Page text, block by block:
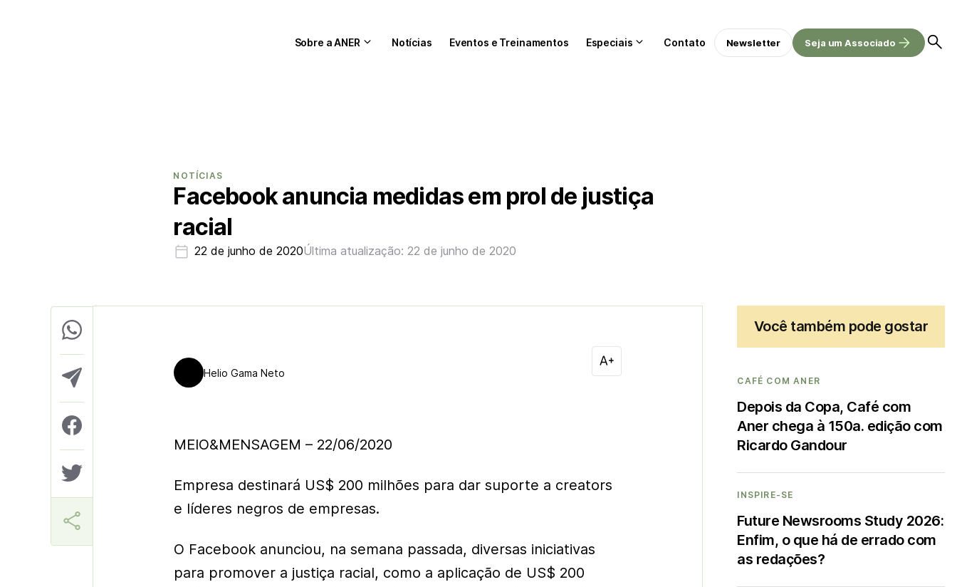
Sobre a ANER Notícias Eventos e Treinamentos Especiais Contato Newsletter Seja um Associado
NOTÍCIAS
Facebook anuncia medidas em prol de justiça
racial
22 de junho de 2020Última atualização: 22 de junho de 2020
Helio Gama Neto
MEIO&MENSAGEM – 22/06/2020
Empresa destinará US$ 200 milhões para dar suporte a creators
e líderes negros de empresas.
O Facebook anunciou, na semana passada, diversas iniciativas
para promover a justiça racial, como a aplicação de US$ 200
Você também pode gostar
CAFÉ COM ANER
Depois da Copa, Café com
Aner chega à 150a. edição com
Ricardo Gandour
INSPIRE-SE
Future Newsrooms Study 2026:
Enfim, o que há de errado com
as redações?